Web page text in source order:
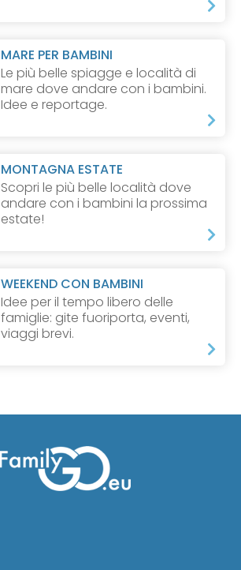
MARE PER BAMBINI
Le più belle spiagge e località di
mare dove andare con i bambini.
Idee e reportage.
MONTAGNA ESTATE
Scopri le più belle località dove
andare con i bambini la prossima
estate!
WEEKEND CON BAMBINI
Idee per il tempo libero delle
famiglie: gite fuoriporta, eventi,
viaggi brevi.